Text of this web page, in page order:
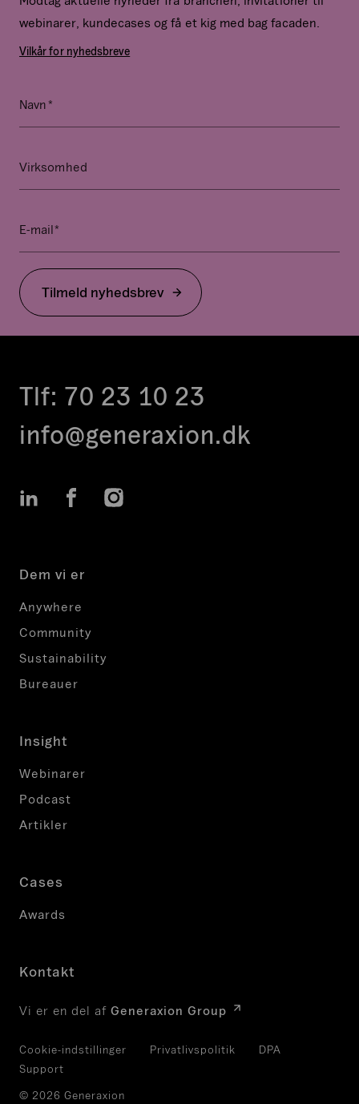
webinarer, kundecases og få et kig med bag facaden.
Vilkår for nyhedsbreve
Navn
Virksomhed
E-mail
Phone
bør
ikke
ændres.
Tilmeld nyhedsbrev
Tlf: 70 23 10 23
info@generaxion.dk
LinkedInFacebookInstagram
Dem vi er
Anywhere
Community
Sustainability
Bureauer
Insight
Webinarer
Podcast
Artikler
Cases
Awards
Kontakt
Vi er en del af Generaxion Group
Cookie-indstillinger Privatlivspolitik
DPA
Support
© 2026 Generaxion